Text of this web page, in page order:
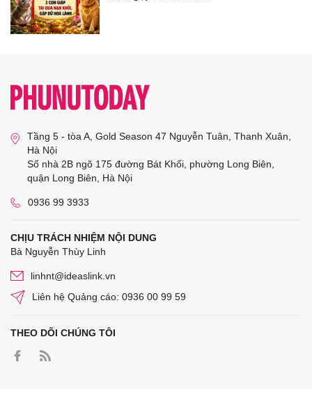
Tầng 5 - tòa A, Gold Season 47 Nguyễn Tuân, Thanh Xuân,
Hà Nội
Số nhà 2B ngõ 175 đường Bát Khối, phường Long Biên,
quận Long Biên, Hà Nội
0936 99 3933
CHỊU TRÁCH NHIỆM NỘI DUNG
Bà Nguyễn Thùy Linh
linhnt@ideaslink.vn
Liên hệ Quảng cáo: 0936 00 99 59
THEO DÕI CHÚNG TÔI